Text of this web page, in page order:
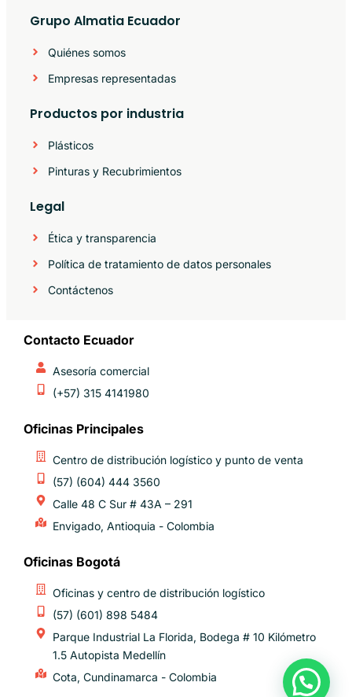
Grupo Almatia Ecuador
Quiénes somos
Empresas representadas
Productos por industria
Plásticos
Pinturas y Recubrimientos
Legal
Ética y transparencia
Política de tratamiento de datos personales
Contáctenos
Contacto Ecuador
Asesoría comercial
(+57) 315 4141980
Oficinas Principales
Centro de distribución logístico y punto de venta
(57) (604) 444 3560
Calle 48 C Sur # 43A – 291
Envigado, Antioquia - Colombia
Oficinas Bogotá
Oficinas y centro de distribución logístico
(57) (601) 898 5484
Parque Industrial La Florida, Bodega # 10 Kilómetro
1.5 Autopista Medellín
Cota, Cundinamarca - Colombia